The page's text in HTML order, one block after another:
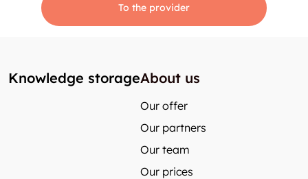
To the provider
Knowledge storageAbout us
Our offer
Our partners
Our team
Our prices